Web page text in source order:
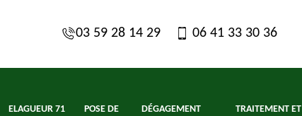
03 59 28 14 29 06 41 33 30 36
ELAGUEUR 71
POSE DE
DÉGAGEMENT
TRAITEMENT ET